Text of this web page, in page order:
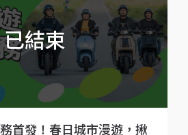
首發！春日城市漫遊，揪